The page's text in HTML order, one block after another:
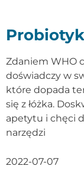
Zdaniem WHO
doświadczy w
które dopada
się z łóżka.
apetytu i chęci
narzędzi
2022-07-07